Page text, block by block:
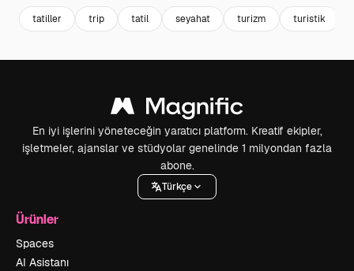
tatiller trip tatil seyahat turizm turistik
En iyi işlerini yöneteceğin yaratıcı platform. Kreatif ekipler,
işletmeler, ajanslar ve stüdyolar genelinde 1 milyondan fazla
abone.
Türkçe
Ürünler
Spaces
AI Asistanı